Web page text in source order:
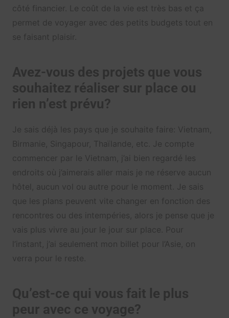
côté financier. Le coût de la vie est très bas et ça
permet de voyager avec des petits budgets tout en
se faisant plaisir.
Avez-vous des projets que vous
souhaitez réaliser sur place ou
rien n’est prévu?
Je sais déjà les pays que je souhaite faire: Vietnam,
Birmanie, Singapour, Thaïlande, etc. Je compte
commencer par le Vietnam, j’ai bien regardé les
endroits où j’aimerais aller mais je ne réserve aucun
hôtel, aucun vol ou autre pour le moment. Je sais
que les plans peuvent vite changer en fonction des
rencontres ou des intempéries, alors je pense que je
vais plus vivre au jour le jour sur place. Pour
l’instant, j’ai seulement mon billet pour l’Asie, on
verra pour le reste.
Qu’est-ce qui vous fait le plus
peur avec ce voyage?